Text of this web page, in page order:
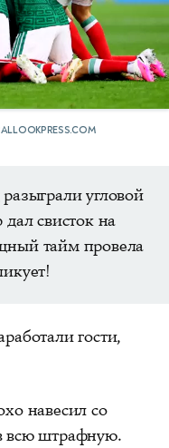
угловой
свисток на
тайм провела
гости,
навесил со
всю штрафную.